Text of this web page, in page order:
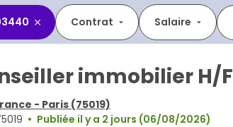
Contrat Salaire
immobilier H/F
- Paris (75019)
Publiée il y a 2 jours (06/08/2026)